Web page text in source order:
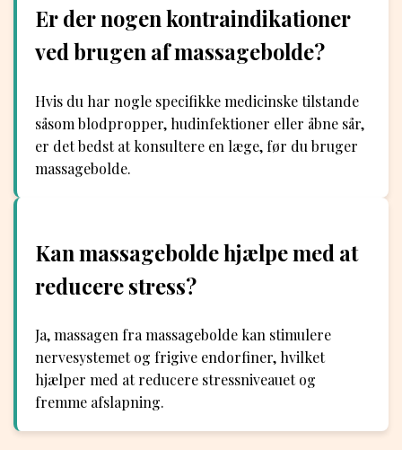
Er der nogen kontraindikationer
ved brugen af massagebolde?
Hvis du har nogle specifikke medicinske tilstande
såsom blodpropper, hudinfektioner eller åbne sår,
er det bedst at konsultere en læge, før du bruger
massagebolde.
Kan massagebolde hjælpe med at
reducere stress?
Ja, massagen fra massagebolde kan stimulere
nervesystemet og frigive endorfiner, hvilket
hjælper med at reducere stressniveauet og
fremme afslapning.